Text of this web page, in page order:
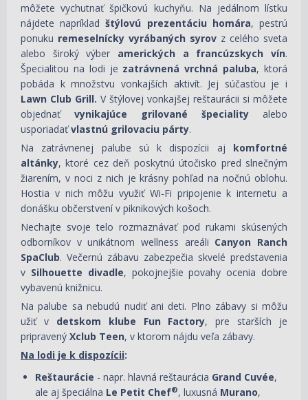
môžete vychutnať špičkovú kuchyňu. Na jedálnom lístku
nájdete napríkladštýlovú prezentáciu homára, pestrú
ponuku remeselnícky vyrábaných syrov z celého sveta
alebo široký výber amerických a francúzskych vín.
Špecialitou na lodi je zatrávnená vrchná paluba, ktorá
pobáda k množstvu vonkajších aktivít. Jej súčasťou je i
Lawn Club Grill. V štýlovej vonkajšej reštaurácii si môžete
objednať vynikajúce grilované špeciality alebo
usporiadaťvlastnú grilovaciu párty.
Na zatrávnenej palube sú k dispozícii aj komfortné
altánky, ktoré cez deň poskytnú útočisko pred slnečným
žiarením, v noci z nich je krásny pohľad na nočnú oblohu.
Hostia v nich môžu využiť Wi-Fi pripojenie k internetu a
donášku občerstvení v piknikových košoch.
Nechajte svoje telo rozmaznávať pod rukami skúsených
odborníkov v unikátnom wellness areáli Canyon Ranch
SpaClub. Večernú zábavu zabezpečia skvelé predstavenia
v Silhouette divadle, pokojnejšie povahy ocenia dobre
vybavenú knižnicu.
Na palube sa nebudú nudiť ani deti. Plno zábavy si môžu
užiť v detskom klube Fun Factory, pre starších je
pripravený Xclub Teen, v ktorom nájdu veľa zábavy.
Na lodi je k dispozícii:
Reštaurácie - napr. hlavná reštaurácia Grand Cuvée,
ale aj špeciálna Le Petit Chef®, luxusná Murano,